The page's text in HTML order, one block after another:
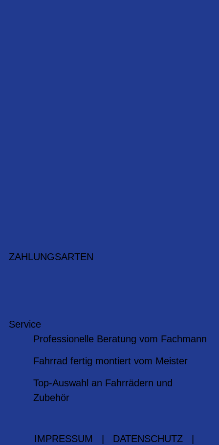
ZAHLUNGSARTEN
Service
Professionelle Beratung vom Fachmann
Fahrrad fertig montiert vom Meister
Top-Auswahl an Fahrrädern und
Zubehör
IMPRESSUM DATENSCHUTZ